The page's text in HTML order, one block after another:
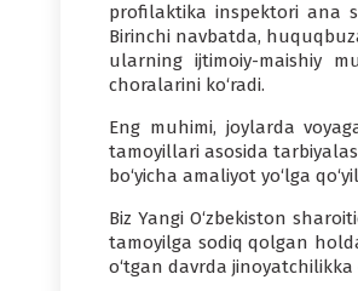
profilaktika inspektori ana
Birinchi navbatda,
ularning ijtimoiy-maishiy
choralarini ko‘radi.
Eng muhimi, joylarda
tamoyillari asosida
bo‘yicha amaliyot yo‘lga
Biz Yangi O‘zbekiston
tamoyilga sodiq qolgan
o‘tgan davrda